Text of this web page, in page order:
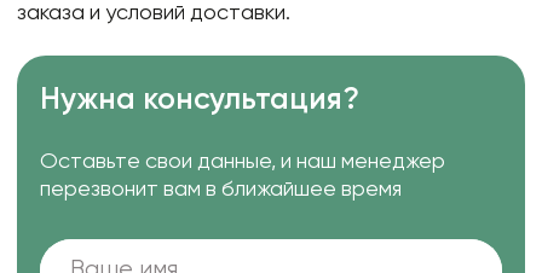
заказа и условий доставки.
Нужна консультация?
Оставьте свои данные, и наш менеджер
перезвонит вам в ближайшее время